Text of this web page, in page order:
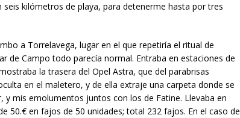
kilómetros de playa, para detenerme hasta por tres
a Torrelavega, lugar en el que repetiría el ritual de
de Campo todo parecía normal. Entraba en estaciones de
la trasera del Opel Astra, que del parabrisas
en el maletero, y de ella extraje una carpeta donde se
mis emolumentos juntos con los de Fatine. Llevaba en
50.€ en fajos de 50 unidades; total 232 fajos. En el caso de